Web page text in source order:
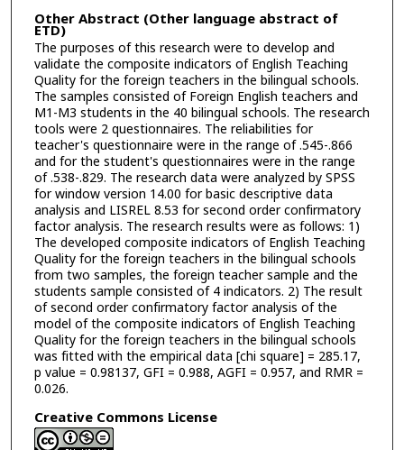
Other Abstract (Other language abstract of
ETD)
The purposes of this research were to develop and
validate the composite indicators of English Teaching
Quality for the foreign teachers in the bilingual schools.
The samples consisted of Foreign English teachers and
M1-M3 students in the 40 bilingual schools. The research
tools were 2 questionnaires. The reliabilities for
teacher's questionnaire were in the range of .545-.866
and for the student's questionnaires were in the range
of .538-.829. The research data were analyzed by SPSS
for window version 14.00 for basic descriptive data
analysis and LISREL 8.53 for second order confirmatory
factor analysis. The research results were as follows: 1)
The developed composite indicators of English Teaching
Quality for the foreign teachers in the bilingual schools
from two samples, the foreign teacher sample and the
students sample consisted of 4 indicators. 2) The result
of second order confirmatory factor analysis of the
model of the composite indicators of English Teaching
Quality for the foreign teachers in the bilingual schools
was fitted with the empirical data [chi square] = 285.17,
p value = 0.98137, GFI = 0.988, AGFI = 0.957, and RMR =
0.026.
Creative Commons License